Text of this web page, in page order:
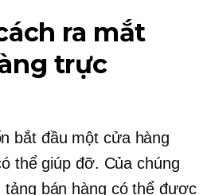
ra mắt
trực
bắt đầu một cửa hàng
thể giúp đỡ. Của chúng
tảng bán hàng có thể được